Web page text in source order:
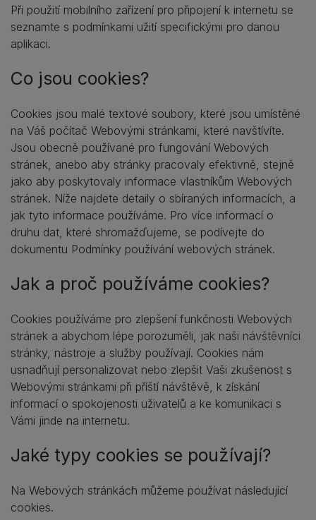
Při použití mobilního zařízení pro připojení k internetu se
seznamte s podmínkami užití specifickými pro danou
aplikaci.
Co jsou cookies?
Cookies jsou malé textové soubory, které jsou umístěné
na Váš počítač Webovými stránkami, které navštívíte.
Jsou obecně používané pro fungování Webových
stránek, anebo aby stránky pracovaly efektivně, stejně
jako aby poskytovaly informace vlastníkům Webových
stránek. Níže najdete detaily o sbíraných informacích, a
jak tyto informace používáme. Pro více informací o
druhu dat, které shromažďujeme, se podívejte do
dokumentu Podmínky používání webových stránek.
Jak a proč používáme cookies?
Cookies používáme pro zlepšení funkčnosti Webových
stránek a abychom lépe porozuměli, jak naši návštěvníci
stránky, nástroje a služby používají. Cookies nám
usnadňují personalizovat nebo zlepšit Vaši zkušenost s
Webovými stránkami při příští návštěvě, k získání
informací o spokojenosti uživatelů a ke komunikaci s
Vámi jinde na internetu.
Jaké typy cookies se používají?
Na Webových stránkách můžeme používat následující
cookies.